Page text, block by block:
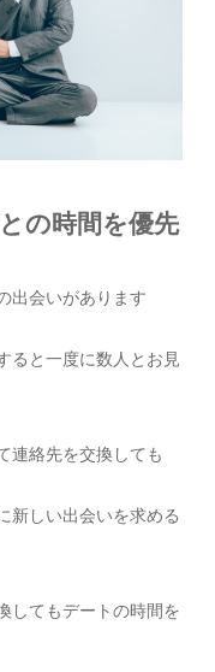
の時間を優先
出会いがあります
ると一度に数人とお見
連絡先を交換しても
新しい出会いを求める
してもデートの時間を